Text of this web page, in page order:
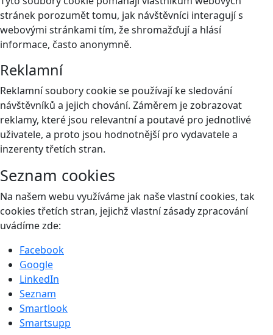
stránek porozumět tomu, jak návštěvníci interagují s
webovými stránkami tím, že shromažďují a hlásí
informace, často anonymně.
Reklamní
Reklamní soubory cookie se používají ke sledování
návštěvníků a jejich chování. Záměrem je zobrazovat
reklamy, které jsou relevantní a poutavé pro jednotlivé
uživatele, a proto jsou hodnotnější pro vydavatele a
inzerenty třetích stran.
Seznam cookies
Na našem webu využíváme jak naše vlastní cookies, tak
cookies třetích stran, jejichž vlastní zásady zpracování
uvádíme zde:
Facebook
Google
LinkedIn
Seznam
Smartlook
Smartsupp